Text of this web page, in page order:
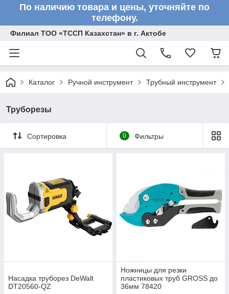
По наличию товара и цены, уточняйте по
телефону.
Филиал ТОО «ТССП Казахстан» в г. Актобе
Каталог Ручной инструмент Трубный инструмент
Труборезы
Сортировка 0 Фильтры
Насадка труборез DeWalt
DT20560-QZ
Ножницы для резки
пластиковых труб GROSS до
36мм 78420